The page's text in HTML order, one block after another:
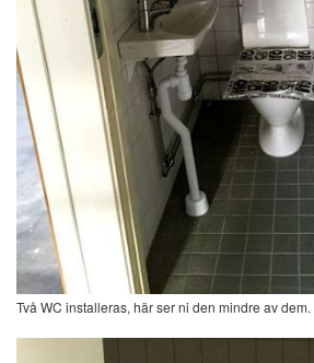
Två WC installeras, här ser ni den mindre av dem.